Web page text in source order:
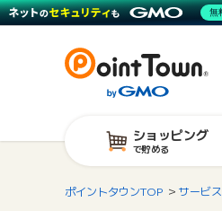
ショッピング
で貯める
ポイントタウンTOP サービ
無